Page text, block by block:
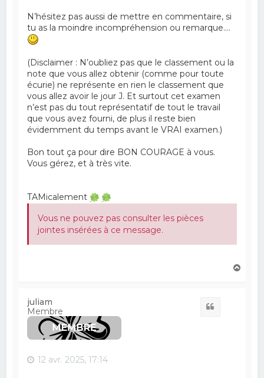
N’hésitez pas aussi de mettre en commentaire, si
tu as la moindre incompréhension ou remarque….
(Disclaimer : N’oubliez pas que le classement ou la
note que vous allez obtenir (comme pour toute
écurie) ne représente en rien le classement que
vous allez avoir le jour J. Et surtout cet examen
n’est pas du tout représentatif de tout le travail
que vous avez fourni, de plus il reste bien
évidemment du temps avant le VRAI examen.)
Bon tout ça pour dire BON COURAGE à vous.
Vous gérez, et à très vite.
TAMicalement
Vous ne pouvez pas consulter les pièces
jointes insérées à ce message.
juliam
Membre
12 avr. 2025, 17:14